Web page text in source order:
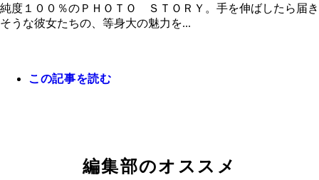
純度１００％のＰＨＯＴＯ ＳＴＯＲＹ。手を伸ばしたら届き
そうな彼女たちの、等身大の魅力を...
この記事を読む
編集部のオススメ